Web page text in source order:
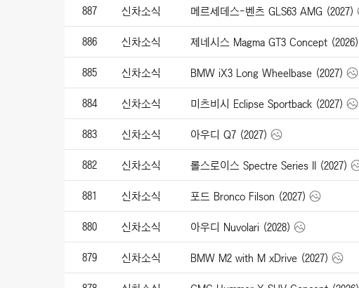
887 신차소식 메르세데스-벤츠 GLS63 AMG (2027)
886 신차소식 제네시스 Magma GT3 Concept (2026)
885 신차소식 BMW iX3 Long Wheelbase (2027)
884 신차소식 미츠비시 Eclipse Sportback (2027)
883 신차소식 아우디 Q7 (2027)
882 신차소식 롤스로이스 Spectre Series II (2027)
881 신차소식 포드 Bronco Filson (2027)
880 신차소식 아우디 Nuvolari (2028)
879 신차소식 BMW M2 with M xDrive (2027)